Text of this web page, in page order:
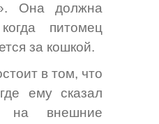
Она должна
питомец
за кошкой.
в том, что
ему сказал
на внешние